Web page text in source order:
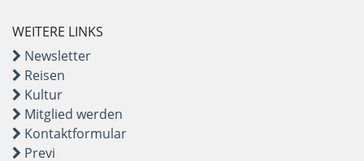
WEITERE LINKS
Newsletter
Reisen
Kultur
Mitglied werden
Kontaktformular
Previ